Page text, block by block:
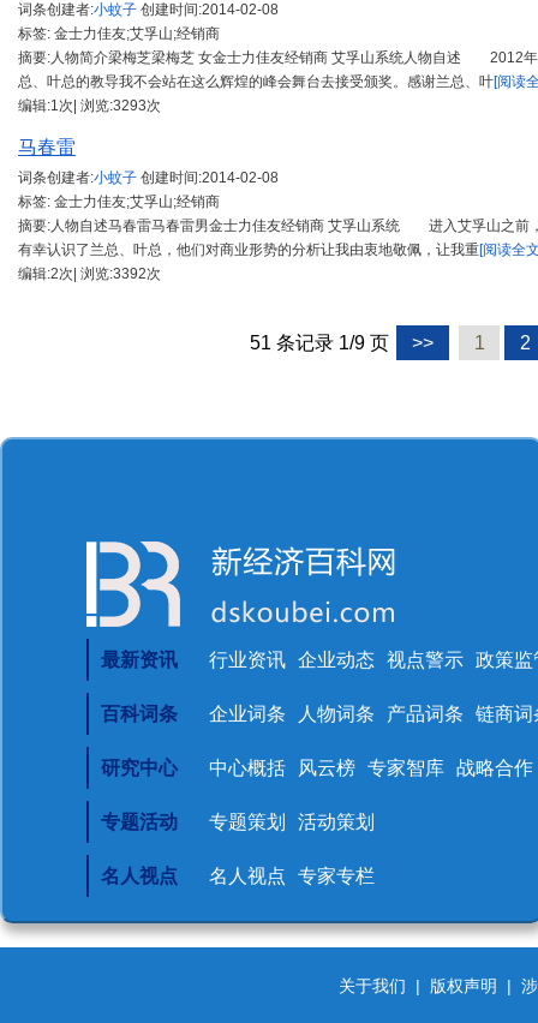
词条创建者:小蚊子 创建时间:2014-02-08
标签: 金士力佳友;艾孚山;经销商
摘要:人物简介梁梅芝梁梅芝 女金士力佳友经销商 艾孚山系统人物自述 2012
总、叶总的教导我不会站在这么辉煌的峰会舞台去接受颁奖。感谢兰总、叶[阅读
编辑:1次| 浏览:3293次
马春雷
词条创建者:小蚊子 创建时间:2014-02-08
标签: 金士力佳友;艾孚山;经销商
摘要:人物自述马春雷马春雷男金士力佳友经销商 艾孚山系统 进入艾孚山之前
有幸认识了兰总、叶总，他们对商业形势的分析让我由衷地敬佩，让我重[阅读全
编辑:2次| 浏览:3392次
51 条记录 1/9 页 >> 1 2
最新资讯 行业资讯 企业动态 视点警示 政策监
百科词条 企业词条 人物词条 产品词条 链商词
研究中心 中心概括 风云榜 专家智库 战略合作
专题活动 专题策划 活动策划
名人视点 名人视点 专家专栏
关于我们 | 版权声明 |